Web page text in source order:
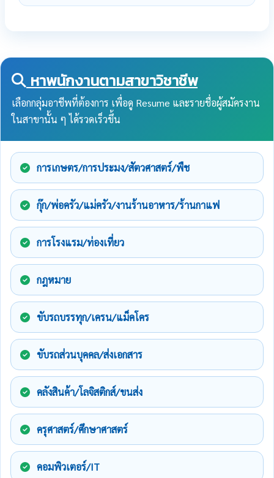
หาพนักงานตามสาขาวิชาชีพ
เลือกกลุ่มอาชีพที่ต้องการ เพื่อดู Resume และรายชื่อผู้สมัครงาน
ในสาขานั้น ๆ ได้รวดเร็วขึ้น
การเกษตร/การประมง/สัตวศาสตร์/พืช
กุ๊ก/พ่อครัว/แม่ครัว/งานร้านอาหาร/ร้านกาแฟ
การโรงแรม/ท่องเที่ยว
กฎหมาย
ขับรถบรรทุก/เครน/แม็คโคร
ขับรถส่วนบุคคล/ส่งเอกสาร
คลังสินค้า/โลจิสติกส์/ขนส่ง
ครุศาสตร์/ศึกษาศาสตร์
คอมพิวเตอร์/IT